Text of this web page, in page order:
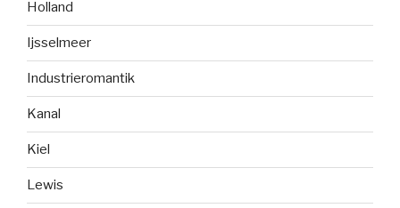
Holland
Ijsselmeer
Industrieromantik
Kanal
Kiel
Lewis